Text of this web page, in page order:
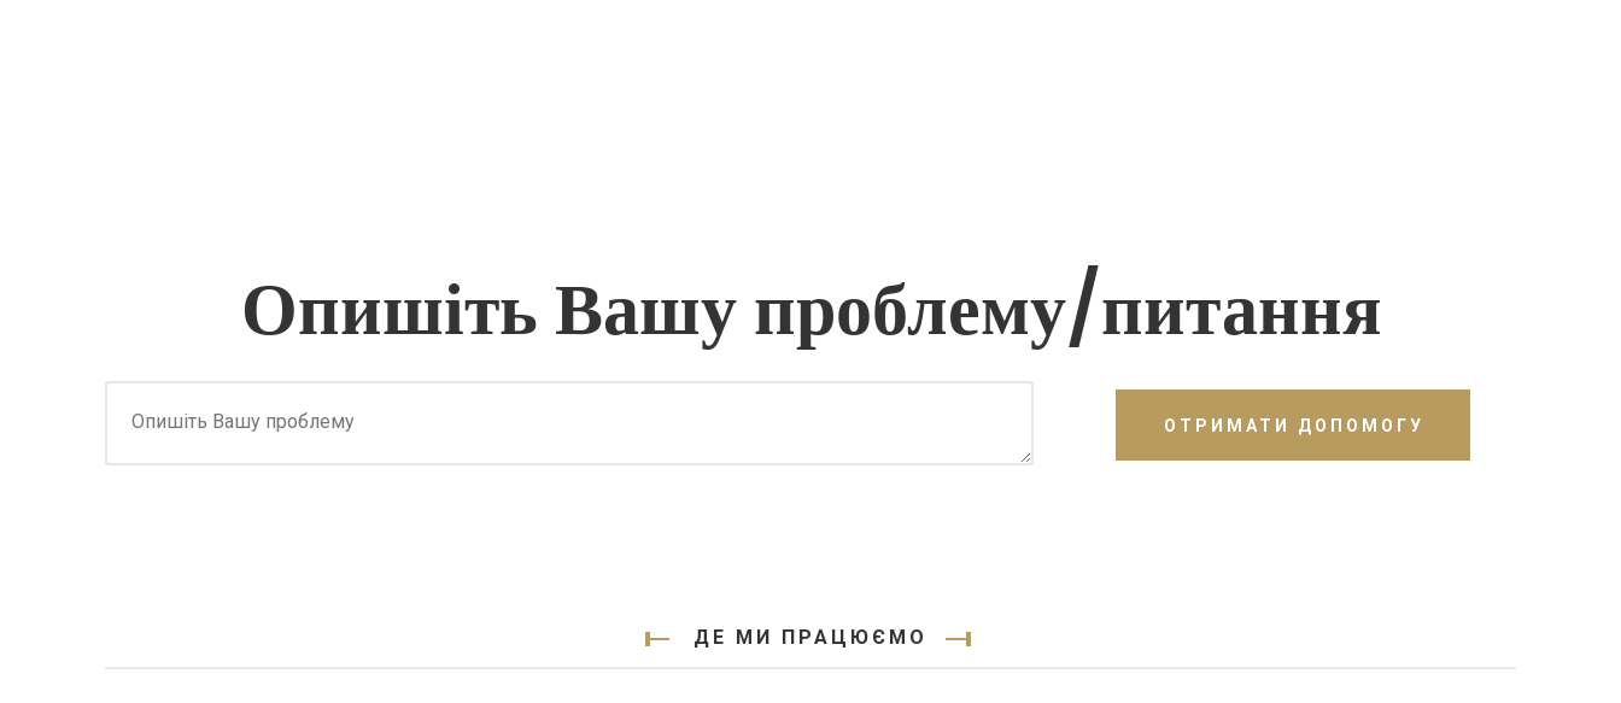
Опишіть Вашу проблему/питання
ОТРИМАТИ ДОПОМОГУ
ДЕ МИ ПРАЦЮЄМО